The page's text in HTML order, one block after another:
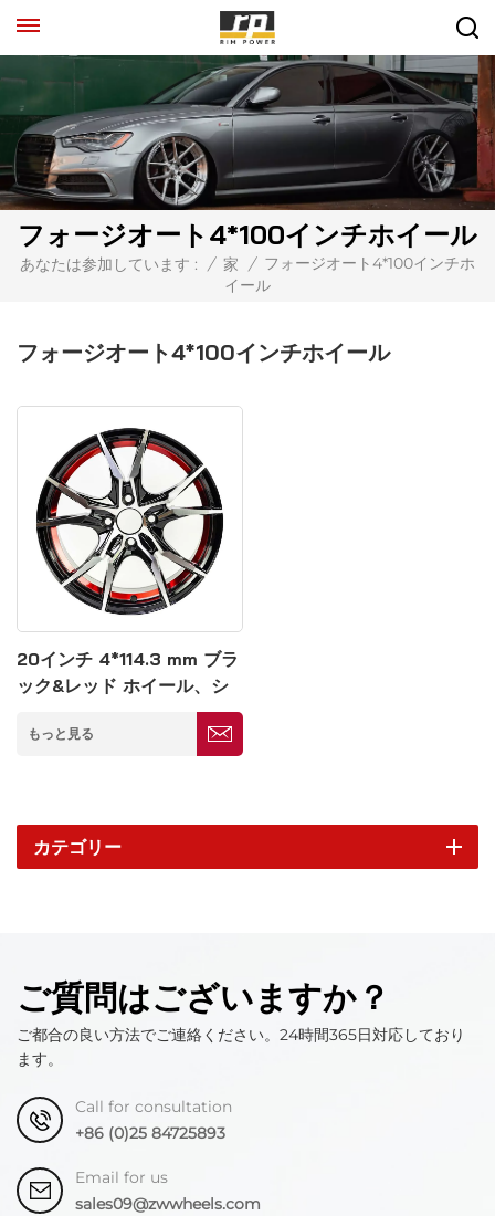
フォージオート4*100インチホイール
あなたは参加しています : / 家 / フォージオート4*100インチホ
イール
フォージオート4*100インチホイール
20インチ 4*114.3 mm ブラ
ック&レッド ホイール、シ
ルバー スポーク 鍛造ホイー
ルもっと見る
カテゴリー
ご質問はございますか？
ご都合の良い方法でご連絡ください。24時間365日対応しており
ます。
Call for consultation
+86 (0)25 84725893
Email for us
sales09@zwwheels.com